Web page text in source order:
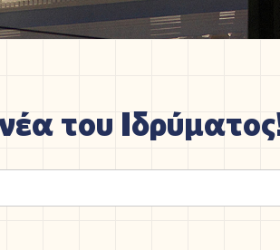
του